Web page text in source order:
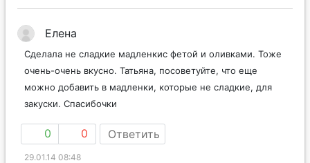
Елена
Сделала не сладкие мадленкис фетой и оливками. Тоже
очень-очень вкусно. Татьяна, посоветуйте, что еще
можно добавить в мадленки, которые не сладкие, для
закуски. Спасибочки
0 0 Ответить
29.01.14 08:48